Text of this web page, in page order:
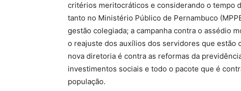
critérios meritocráticos e considerando o tempo
tanto no Ministério Público de Pernambuco
gestão colegiada; a campanha contra o assédio
o reajuste dos auxílios dos servidores que estão
nova diretoria é contra as reformas da
investimentos sociais e todo o pacote que é
população.